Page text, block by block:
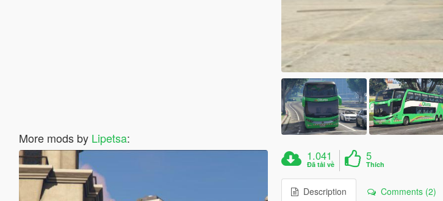
More mods by Lipetsa:
1.041
Đã tải về
5
Thích
Description Comments (2)